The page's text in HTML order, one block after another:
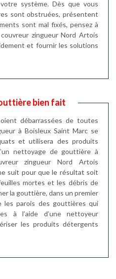
système. Dès que vous
sont obstruées, présentent
sont mal fixés, pensez à
zingueur Nord Artois
et fournir les solutions
bien fait
débarrassées de toutes
à Boisleux Saint Marc se
et utilisera des produits
nettoyage de gouttière à
zingueur Nord Artois
suit pour que le résultat soit
mortes et les débris de
la gouttière, dans un premier
parois des gouttières qui
à l’aide d’une nettoyeur
les produits détergents